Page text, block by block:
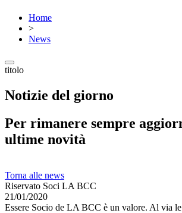
Home
>
News
titolo
Notizie del giorno
Per rimanere sempre
ultime novità
Torna alle news
Riservato Soci LA BCC
21/01/2020
Essere Socio de LA BCC è un valore. Al via